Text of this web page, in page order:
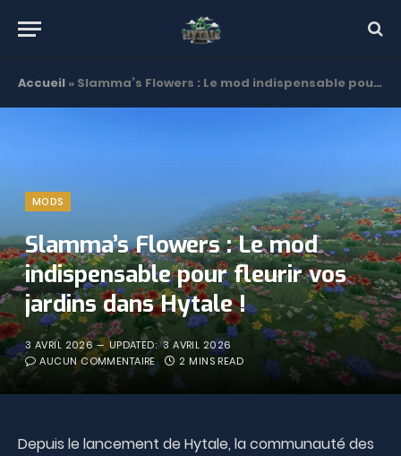
Accueil » Slamma’s Flowers : Le mod indispensable pour fleurir vos jardins dans Hytale !
MODS
Slamma’s Flowers : Le mod
indispensable pour fleurir vos
jardins dans Hytale !
3 AVRIL 2026 UPDATED: 3 AVRIL 2026
AUCUN COMMENTAIRE
2 MINS READ
Depuis le lancement de Hytale, la communauté des